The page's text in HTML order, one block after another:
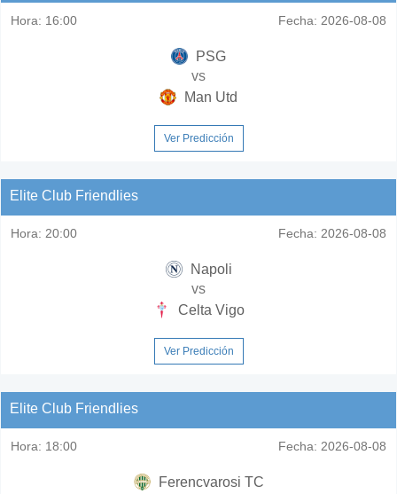
Hora: 16:00 Fecha: 2026-08-08
PSG
vs
Man Utd
Ver Predicción
Elite Club Friendlies
Hora: 20:00 Fecha: 2026-08-08
Napoli
vs
Celta Vigo
Ver Predicción
Elite Club Friendlies
Hora: 18:00 Fecha: 2026-08-08
Ferencvarosi TC